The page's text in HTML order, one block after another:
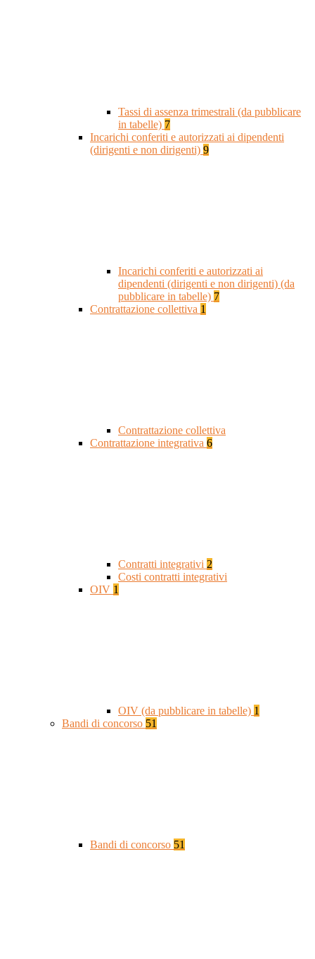
Tassi di assenza trimestrali (da pubblicare
in tabelle) 7
Incarichi conferiti e autorizzati ai dipendenti
(dirigenti e non dirigenti) 9
Incarichi conferiti e autorizzati ai
dipendenti (dirigenti e non dirigenti) (da
pubblicare in tabelle) 7
Contrattazione collettiva 1
Contrattazione collettiva
Contrattazione integrativa 6
Contratti integrativi 2
Costi contratti integrativi
OIV 1
OIV (da pubblicare in tabelle) 1
Bandi di concorso 51
Bandi di concorso 51